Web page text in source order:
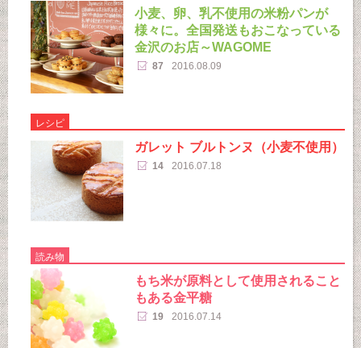
小麦、卵、乳不使用の米粉パンが
様々に。全国発送もおこなっている
金沢のお店～WAGOME
87 2016.08.09
レシピ
ガレット ブルトンヌ（小麦不使用）
14 2016.07.18
読み物
もち米が原料として使用されること
もある金平糖
19 2016.07.14